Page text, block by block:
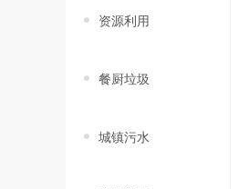
资源利用
餐厨垃圾
城镇污水